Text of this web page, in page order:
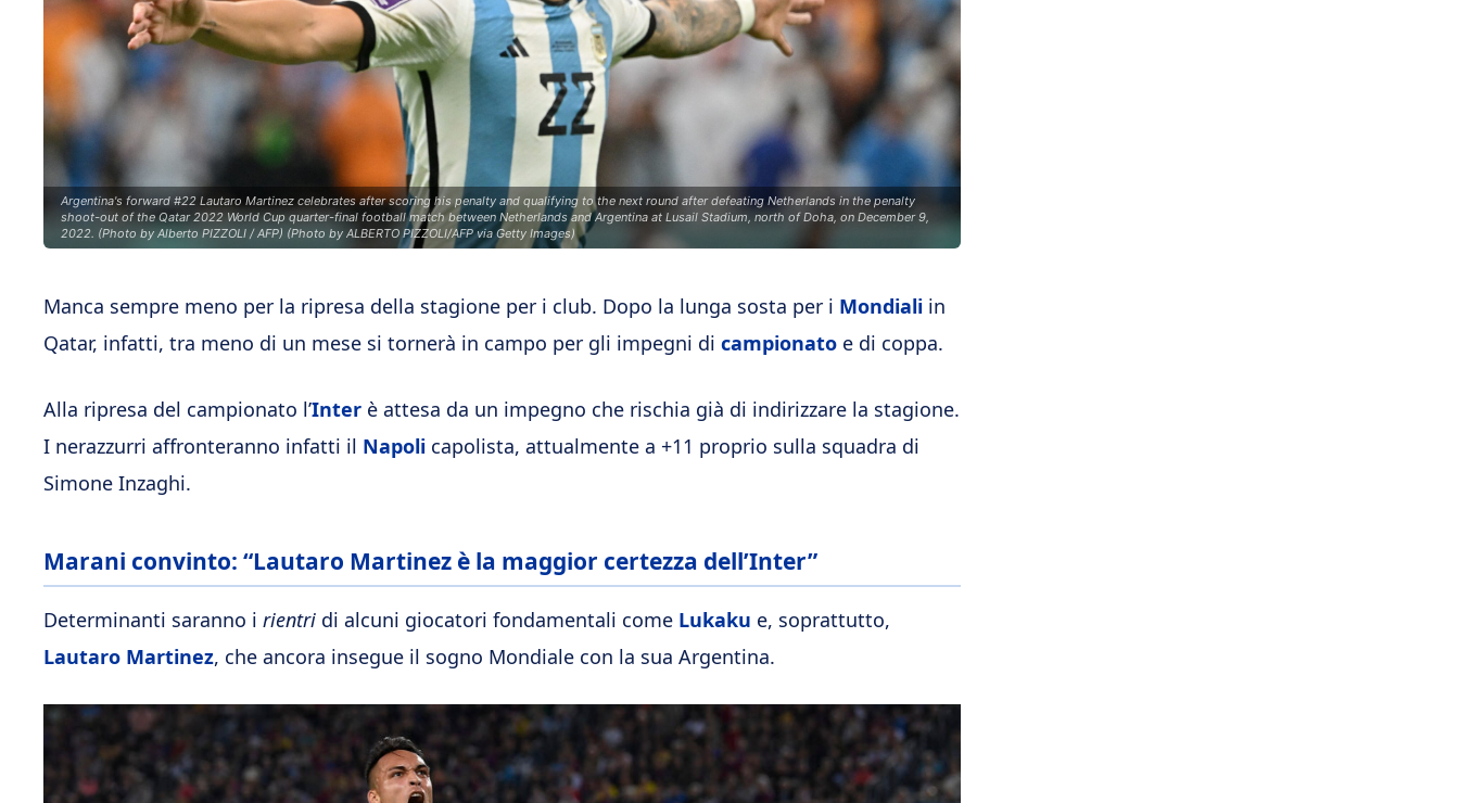
Argentina's forward #22 Lautaro Martinez celebrates after scoring his penalty and qualifying to the next round after defeating Netherlands in the penalty
shoot-out of the Qatar 2022 World Cup quarter-final football match between Netherlands and Argentina at Lusail Stadium, north of Doha, on December 9,
2022. (Photo by Alberto PIZZOLI / AFP) (Photo by ALBERTO PIZZOLI/AFP via Getty Images)
Manca sempre meno per la ripresa della stagione per i club. Dopo la lunga sosta per i Mondiali in
Qatar, infatti, tra meno di un mese si tornerà in campo per gli impegni di campionato e di coppa.
Alla ripresa del campionato l’Inter è attesa da un impegno che rischia già di indirizzare la stagione.
I nerazzurri affronteranno infatti il Napoli capolista, attualmente a +11 proprio sulla squadra di
Simone Inzaghi.
Marani convinto: “Lautaro Martinez è la maggior certezza dell’Inter”
Determinanti saranno i rientri di alcuni giocatori fondamentali come Lukaku e, soprattutto,
Lautaro Martinez, che ancora insegue il sogno Mondiale con la sua Argentina.